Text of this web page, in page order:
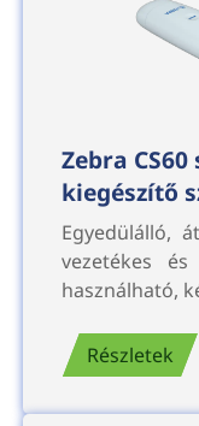
Zebra
kiegészítő
Egyedülálló,
vezetékes
használható,
Részletek